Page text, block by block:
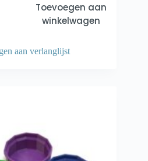
Toevoegen aan
winkelwagen
aan verlanglijst